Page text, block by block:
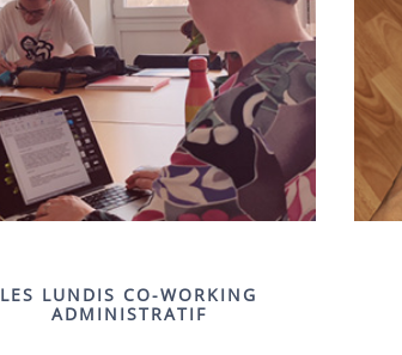
LES LUNDIS CO-WORKING
ADMINISTRATIF